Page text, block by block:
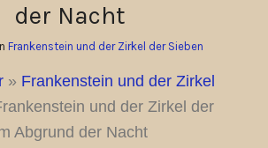
der Nacht
Frankenstein und der Zirkel der Sieben
» Frankenstein und der Zirkel
und der Zirkel der
Abgrund der Nacht